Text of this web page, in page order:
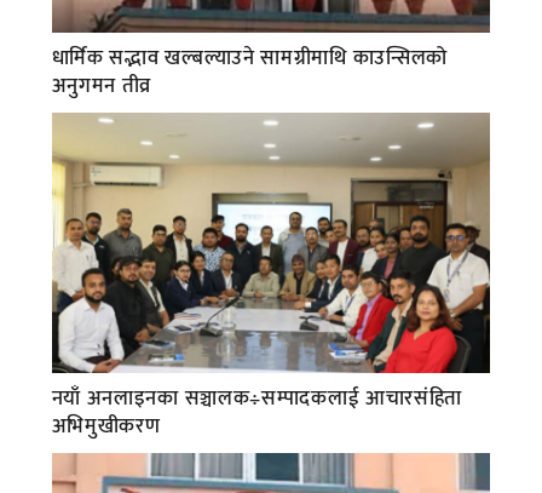
धार्मिक सद्भाव खल्बल्याउने सामग्रीमाथि काउन्सिलको
अनुगमन तीव्र
नयाँ अनलाइनका सञ्चालक÷सम्पादकलाई आचारसंहिता
अभिमुखीकरण